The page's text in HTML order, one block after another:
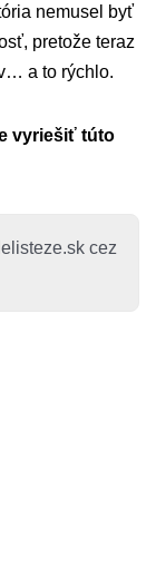
nemusel byť
pretože teraz
a to rýchlo.
vyriešiť túto
cez